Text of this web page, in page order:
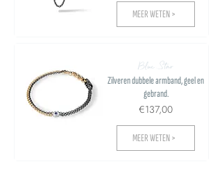
MEER WETEN >
Blue Star
Zilveren dubbele armband, geel en
gebrand.
€137,00
MEER WETEN >